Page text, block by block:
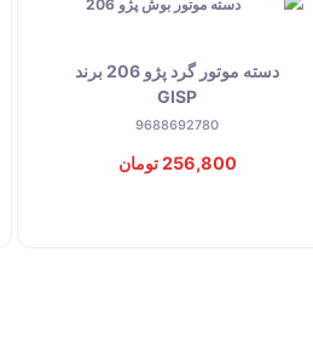
دسته موتور گرد پژو 206 برند
GISP
9688692780
256,800 تومان